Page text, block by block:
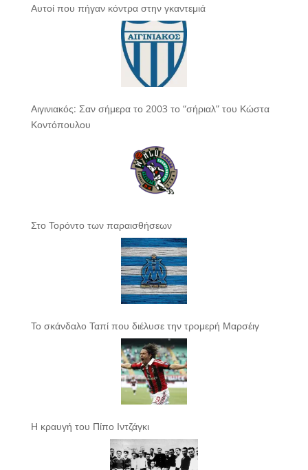
Αυτοί που πήγαν κόντρα στην γκαντεμιά
Αιγινιακός: Σαν σήμερα το 2003 το “σήριαλ” του Κώστα
Κοντόπουλου
Στο Τορόντο των παραισθήσεων
Το σκάνδαλο Ταπί που διέλυσε την τρομερή Μαρσέιγ
Η κραυγή του Πίπο Ιντζάγκι